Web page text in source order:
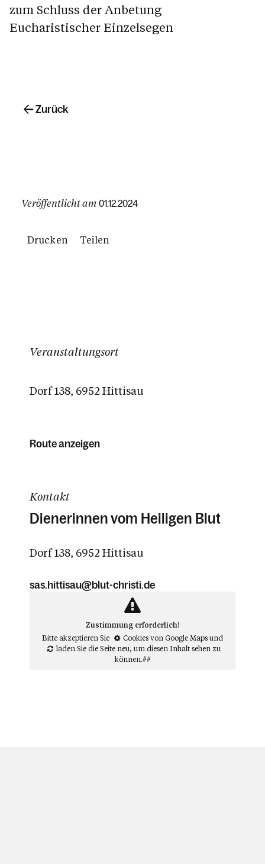
zum Schluss der Anbetung
Eucharistischer Einzelsegen
Veröffentlicht am 01.12.2024
Drucken Teilen
Zurück
Veranstaltungsort
Dorf 138, 6952 Hittisau
Route anzeigen
Kontakt
Dienerinnen vom Heiligen Blut
Dorf 138, 6952 Hittisau
sas.hittisau@blut-christi.de
Zustimmung erforderlich!
Bitte akzeptieren Sie
Cookies von Google Mapsund
laden Sie die Seite neu, um diesen Inhalt sehen zu
können.##